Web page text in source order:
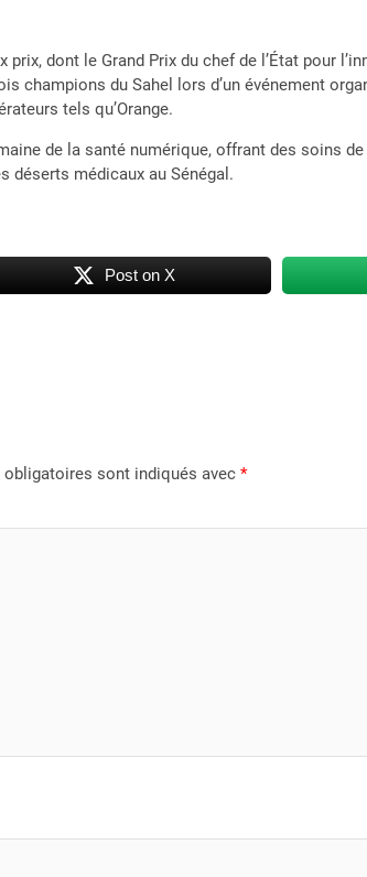
dont le Grand Prix du chef de l’État pour
champions du Sahel lors d’un événement
tels qu’Orange.
de la santé numérique, offrant des soins
déserts médicaux au Sénégal.
Post on X
obligatoires sont indiqués avec*